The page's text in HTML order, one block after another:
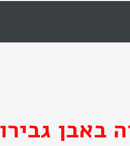
באבן